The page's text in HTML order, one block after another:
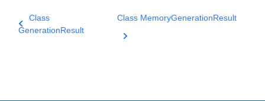
Class
GenerationResult
Class MemoryGenerationResult